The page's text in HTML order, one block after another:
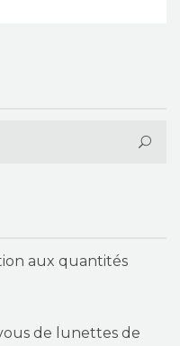
aux quantités
de lunettes de